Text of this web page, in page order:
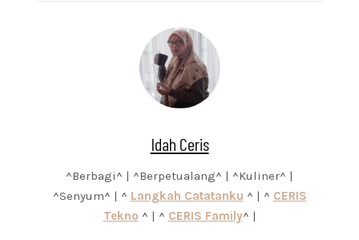
Idah Ceris
^Berbagi^ | ^Berpetualang^ | ^Kuliner^ |
^Senyum^ | ^ Langkah Catatanku ^ | ^ CERIS
Tekno ^ | ^ CERIS Family^ |